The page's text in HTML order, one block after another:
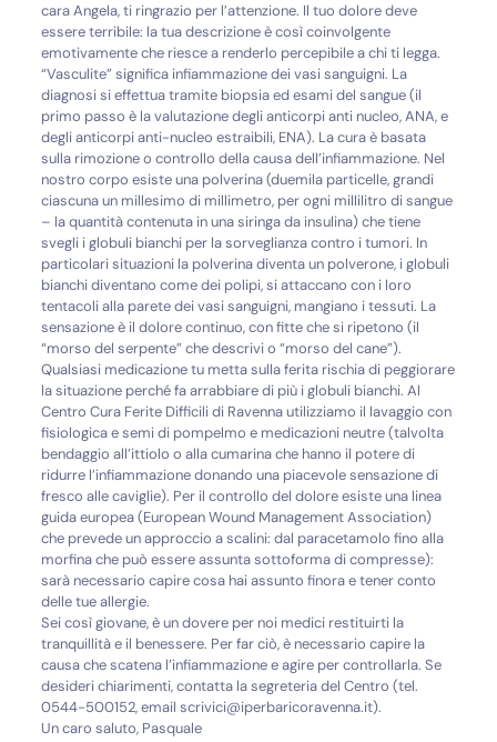
cara Angela, ti ringrazio per l’attenzione. Il tuo dolore deve
essere terribile: la tua descrizione è così coinvolgente
emotivamente che riesce a renderlo percepibile a chi ti legga.
“Vasculite” significa infiammazione dei vasi sanguigni. La
diagnosi si effettua tramite biopsia ed esami del sangue (il
primo passo è la valutazione degli anticorpi anti nucleo, ANA, e
degli anticorpi anti-nucleo estraibili, ENA). La cura è basata
sulla rimozione o controllo della causa dell’infiammazione. Nel
nostro corpo esiste una polverina (duemila particelle, grandi
ciascuna un millesimo di millimetro, per ogni millilitro di sangue
– la quantità contenuta in una siringa da insulina) che tiene
svegli i globuli bianchi per la sorveglianza contro i tumori. In
particolari situazioni la polverina diventa un polverone, i globuli
bianchi diventano come dei polipi, si attaccano con i loro
tentacoli alla parete dei vasi sanguigni, mangiano i tessuti. La
sensazione è il dolore continuo, con fitte che si ripetono (il
“morso del serpente” che descrivi o “morso del cane”).
Qualsiasi medicazione tu metta sulla ferita rischia di peggiorare
la situazione perché fa arrabbiare di più i globuli bianchi. Al
Centro Cura Ferite Difficili di Ravenna utilizziamo il lavaggio con
fisiologica e semi di pompelmo e medicazioni neutre (talvolta
bendaggio all’ittiolo o alla cumarina che hanno il potere di
ridurre l’infiammazione donando una piacevole sensazione di
fresco alle caviglie). Per il controllo del dolore esiste una linea
guida europea (European Wound Management Association)
che prevede un approccio a scalini: dal paracetamolo fino alla
morfina che può essere assunta sottoforma di compresse):
sarà necessario capire cosa hai assunto finora e tener conto
delle tue allergie.
Sei così giovane, è un dovere per noi medici restituirti la
tranquillità e il benessere. Per far ciò, è necessario capire la
causa che scatena l’infiammazione e agire per controllarla. Se
desideri chiarimenti, contatta la segreteria del Centro (tel.
0544-500152, email scrivici@iperbaricoravenna.it).
Un caro saluto, Pasquale